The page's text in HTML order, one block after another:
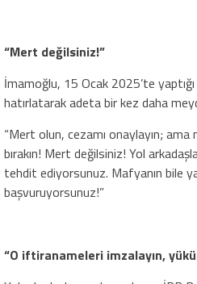
“Mert değilsiniz!”
İmamoğlu, 15 Ocak 2025’te yaptığı
hatırlatarak adeta bir kez daha
“Mert olun, cezamı onaylayın; ama
bırakın! Mert değilsiniz! Yol
tehdit ediyorsunuz. Mafyanın bile
başvuruyorsunuz!”
“O iftiranameleri imzalayın,